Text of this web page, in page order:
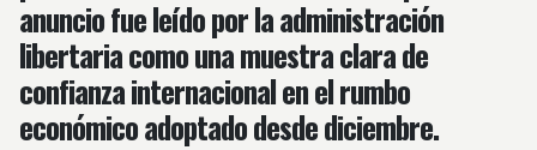
anuncio fue leído por la administración
libertaria como una muestra clara de
confianza internacional en el rumbo
económico adoptado desde diciembre.